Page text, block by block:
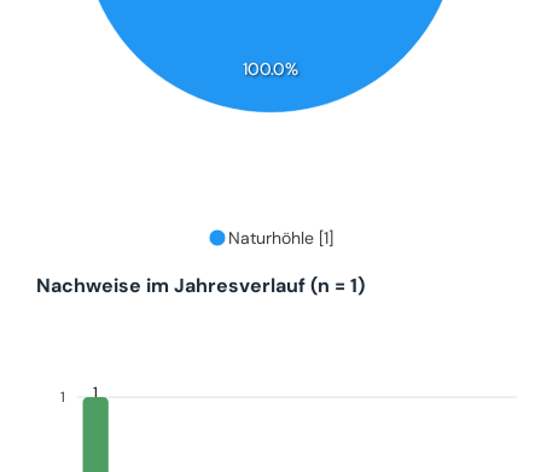
100.0%
Naturhöhle [1]
Nachweise im Jahresverlauf (n = 1)
1 1